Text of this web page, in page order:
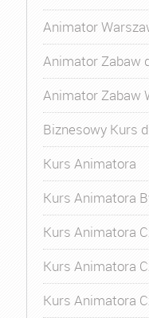
Animator
Animator Zabaw
Animator Zabaw
Biznesowy Kurs
Kurs Animatora
Kurs Animatora
Kurs Animatora
Kurs Animatora
Kurs Animatora